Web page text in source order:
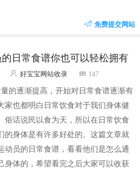
免费提交网站
日常食谱你也可以轻松拥有
好宝宝网站收录 147
的逐渐提高，开始对日常食谱逐渐有
家也都明白日常饮食对于我们身体健
俗话说民以食为天，所以在日常饮食
的身体是有许多好处的。这篇文章就
动员的日常食谱，看看他们是怎么通
身体的，希望看完之后大家可以收获